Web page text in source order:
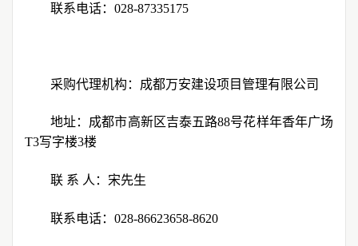
联系电话： 028-87335175
采购代理机构：成都万安建设项目管理有限公司
地址：成都市高新区吉泰五路88号花样年香年广场
T3写字楼3楼
联 系 人：宋先生
联系电话： 028-86623658-8620